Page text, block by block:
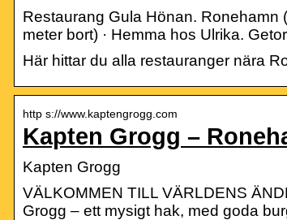
Restaurang Gula Hönan.
meter bort) · Hemma hos Ulrika.
Här hittar du alla restauranger nära
http s://www.kaptengrogg.com
Kapten Grogg –
Kapten Grogg
VÄLKOMMEN TILL VÄRLDENS
Grogg – ett mysigt hak, med goda